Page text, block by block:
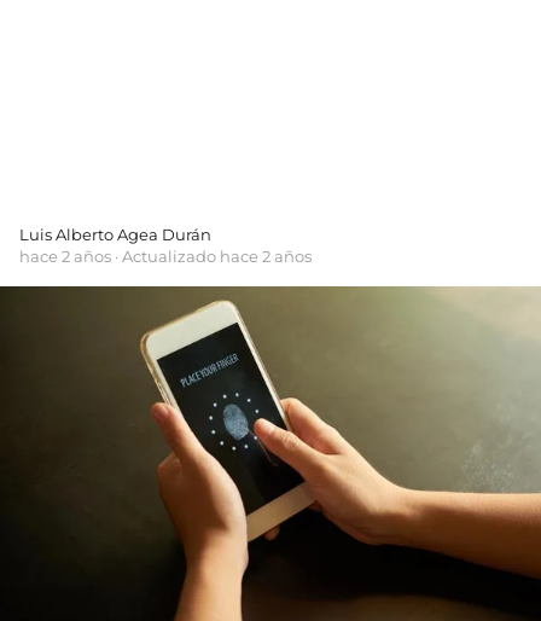
Luis Alberto Agea Durán
hace 2 años · Actualizado hace 2 años